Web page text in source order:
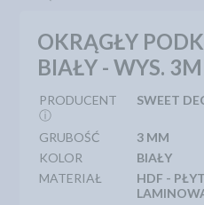
OKRĄGŁY
BIAŁY - WYS.
PRODUCENT
ⓘ
SWEET
GRUBOŚĆ
3 MM
KOLOR
BIAŁY
MATERIAŁ
HDF -